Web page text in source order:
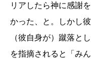
リアしたら神に感謝
かった、と。しかし
（彼自身が）蹴落と
を指摘されると「み